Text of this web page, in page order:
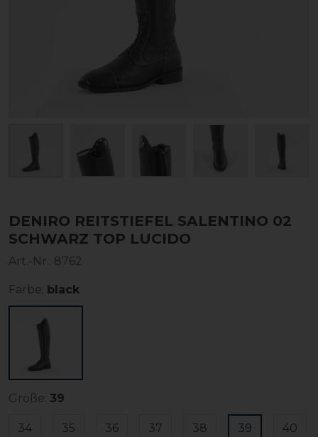
DENIRO REITSTIEFEL SALENTINO 02
SCHWARZ TOP LUCIDO
Art.-Nr.: 8762
Farbe: black
Größe: 39
34 35 36 37 38 39 40